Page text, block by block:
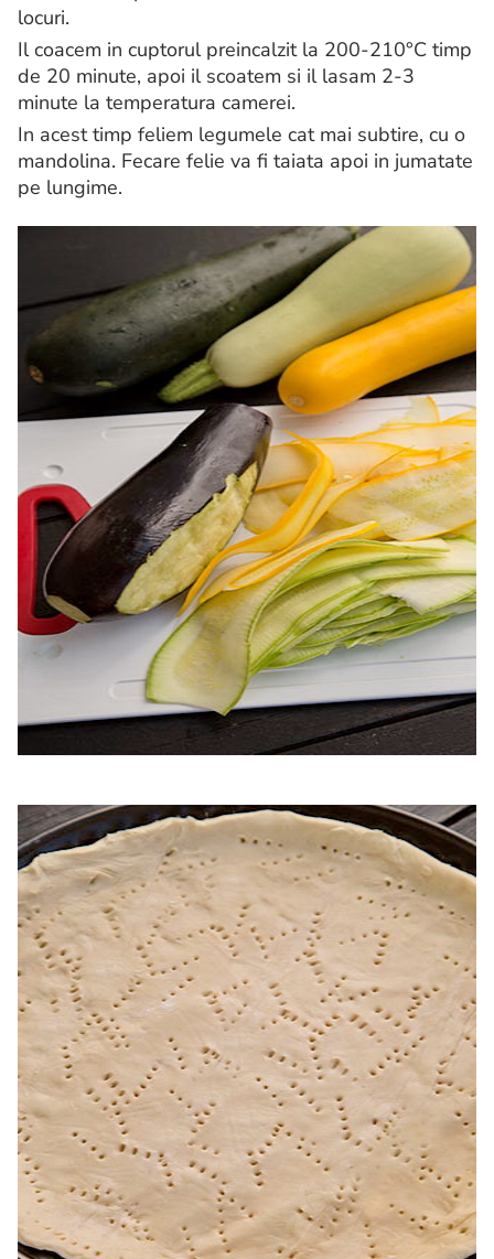
locuri.
Il coacem in cuptorul preincalzit la 200-210°C timp
de 20 minute, apoi il scoatem si il lasam 2-3
minute la temperatura camerei.
In acest timp feliem legumele cat mai subtire, cu o
mandolina. Fecare felie va fi taiata apoi in jumatate
pe lungime.